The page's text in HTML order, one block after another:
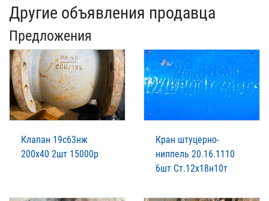
Другие объявления продавца
Предложения
Клапан 19с63нж
200х40 2шт 15000р
Кран штуцерно-
ниппель 20.16.1110
6шт Ст.12х18н10т